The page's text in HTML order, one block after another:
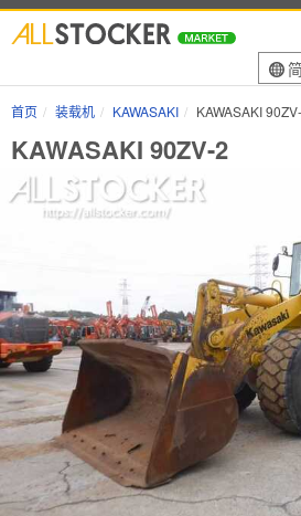
首页 装载机 KAWASAKI KAWASAKI
KAWASAKI 90ZV-2